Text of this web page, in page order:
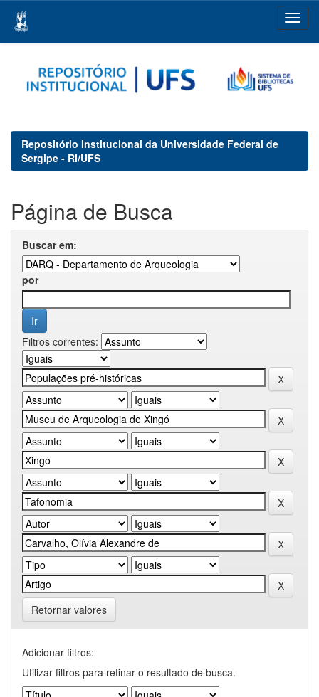
navigation
Repositório Institucional da Universidade Federal de
Sergipe - RI/UFS
Página de Busca
Buscar em:
por
Filtros correntes:
Retornar valores
Adicionar filtros:
Utilizar filtros para refinar o resultado de busca.